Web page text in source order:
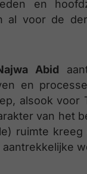
en
al voor de
Abid
en
alsook
van het
ruimte